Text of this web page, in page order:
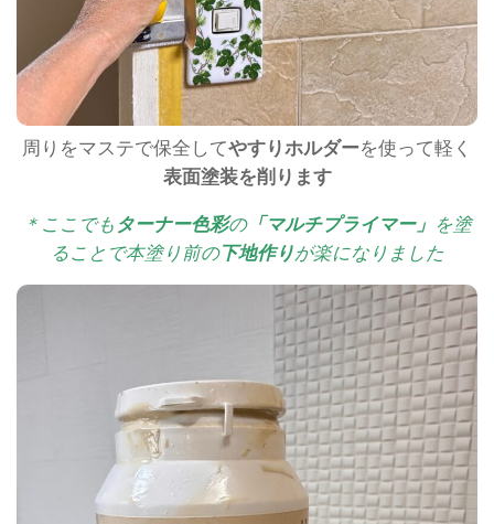
周りをマステで保全してやすりホルダーを使って軽く
表面塗装を削ります
＊ここでも ターナー色彩の「マルチプライマー」 を塗
ることで本塗り前の下地作りが楽になりました